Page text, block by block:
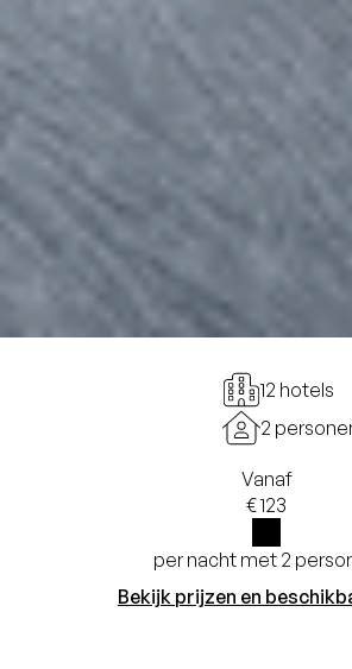
12 hotels
2
Vanaf
€ 123
i
per nacht met 2
Bekijk prijzen en